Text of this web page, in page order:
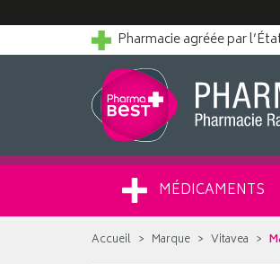
Pharmacie agréée par
MÉDICAMENTS
Accueil Marque Vitavea